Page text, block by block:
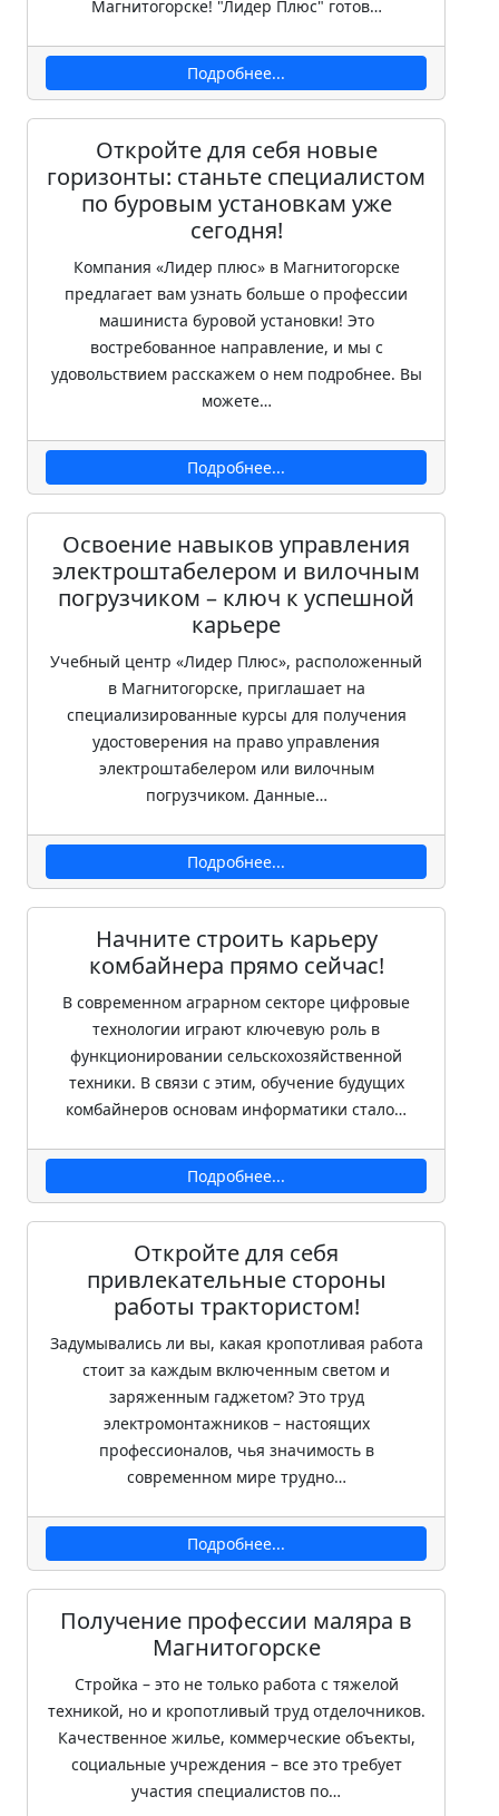
Магнитогорске! "Лидер Плюс" готов…
Подробнее...
Откройте для себя новые
горизонты: станьте специалистом
по буровым установкам уже
сегодня!
Компания «Лидер плюс» в Магнитогорске
предлагает вам узнать больше о профессии
машиниста буровой установки! Это
востребованное направление, и мы с
удовольствием расскажем о нем подробнее. Вы
можете…
Подробнее...
Освоение навыков управления
электроштабелером и вилочным
погрузчиком – ключ к успешной
карьере
Учебный центр «Лидер Плюс», расположенный
в Магнитогорске, приглашает на
специализированные курсы для получения
удостоверения на право управления
электроштабелером или вилочным
погрузчиком. Данные…
Подробнее...
Начните строить карьеру
комбайнера прямо сейчас!
В современном аграрном секторе цифровые
технологии играют ключевую роль в
функционировании сельскохозяйственной
техники. В связи с этим, обучение будущих
комбайнеров основам информатики стало…
Подробнее...
Откройте для себя
привлекательные стороны
работы трактористом!
Задумывались ли вы, какая кропотливая работа
стоит за каждым включенным светом и
заряженным гаджетом? Это труд
электромонтажников – настоящих
профессионалов, чья значимость в
современном мире трудно…
Подробнее...
Получение профессии маляра в
Магнитогорске
Стройка – это не только работа с тяжелой
техникой, но и кропотливый труд отделочников.
Качественное жилье, коммерческие объекты,
социальные учреждения – все это требует
участия специалистов по…